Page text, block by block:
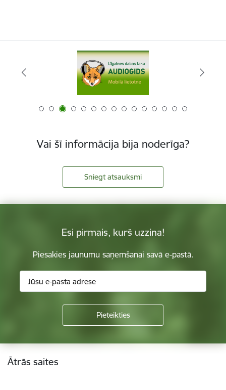
Vai šī informācija bija noderīga?
Sniegt atsauksmi
Esi pirmais, kurš uzzina!
Piesakies jaunumu saņemšanai savā e-pastā.
Kājene
Ātrās saites